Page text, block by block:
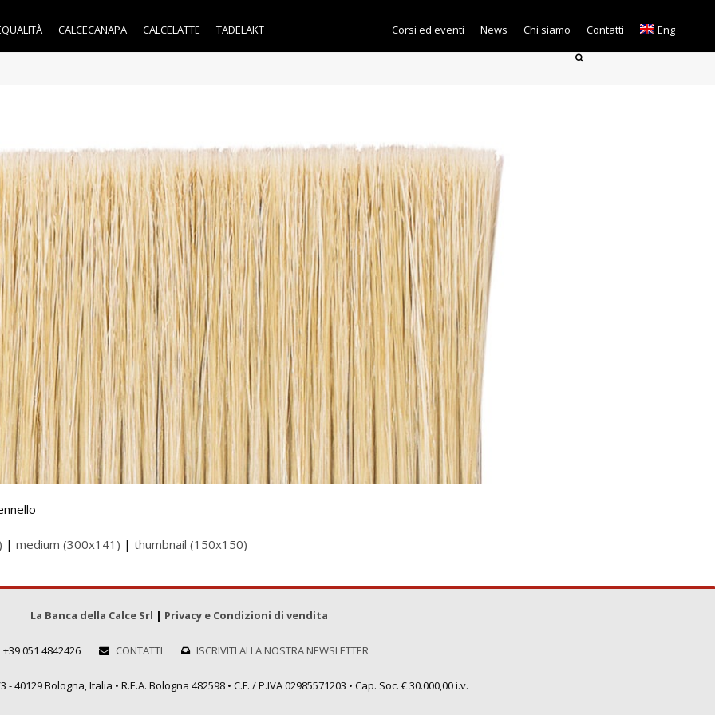
CALCECANAPA CALCELATTE TADELAKT Corsi ed eventi News Chi siamo Contatti Eng
| medium (300x141) | thumbnail (150x150)
La Banca della Calce Srl | Privacy e Condizioni di vendita
+39 051 4842426 CONTATTI ISCRIVITI ALLA NOSTRA NEWSLETTER
40129 Bologna, Italia • R.E.A. Bologna 482598 • C.F. / P.IVA 02985571203 • Cap. Soc. € 30.000,00 i.v.